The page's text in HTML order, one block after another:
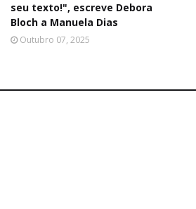
seu texto!", escreve Debora
Bloch a Manuela Dias
Outubro 07, 2025